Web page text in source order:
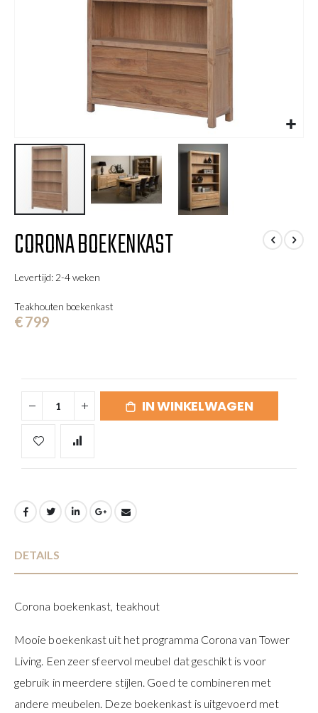
naar
het
van
afbeeldingen-
gallerij
CORONA BOEKENKAST
Levertijd: 2-4 weken
Teakhouten boekenkast
€ 799
IN WINKELWAGEN
DETAILS
Corona boekenkast, teakhout
Mooie boekenkast uit het programma Corona van Tower
Living. Een zeer sfeervol meubel dat geschikt is voor
gebruik in meerdere stijlen. Goed te combineren met
andere meubelen. Deze boekenkast is uitgevoerd met